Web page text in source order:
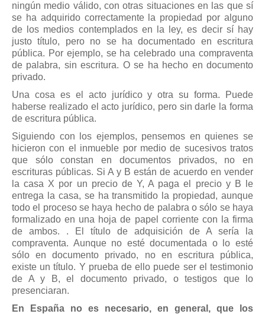
ningún medio válido, con otras situaciones en las que sí
se ha adquirido correctamente la propiedad por alguno
de los medios contemplados en la ley, es decir sí hay
justo título, pero no se ha documentado en escritura
pública. Por ejemplo, se ha celebrado una compraventa
de palabra, sin escritura. O se ha hecho en documento
privado.
Una cosa es el acto jurídico y otra su forma. Puede
haberse realizado el acto jurídico, pero sin darle la forma
de escritura pública.
Siguiendo con los ejemplos, pensemos en quienes se
hicieron con el inmueble por medio de sucesivos tratos
que sólo constan en documentos privados, no en
escrituras públicas. Si A y B están de acuerdo en vender
la casa X por un precio de Y, A paga el precio y B le
entrega la casa, se ha transmitido la propiedad, aunque
todo el proceso se haya hecho de palabra o sólo se haya
formalizado en una hoja de papel corriente con la firma
de ambos. . El título de adquisición de A sería la
compraventa. Aunque no esté documentada o lo esté
sólo en documento privado, no en escritura pública,
existe un título. Y prueba de ello puede ser el testimonio
de A y B, el documento privado, o testigos que lo
presenciaran.
En España no es necesario, en general, que los